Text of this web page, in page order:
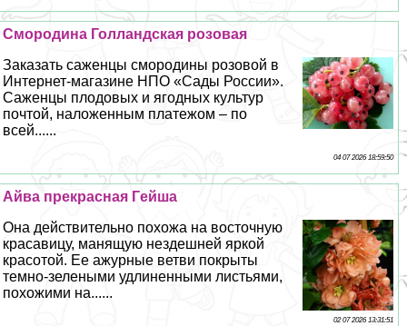
Смородина Голландская розовая
Заказать саженцы смородины розовой в
Интернет-магазине НПО «Сады России».
Саженцы плодовых и ягодных культур
почтой, наложенным платежом – по
всей......
04 07 2026 18:59:50
Айва прекрасная Гeйша
Она действительно похожа на восточную
красавицу, манящую нездешней яркой
красотой. Ее ажурные ветви покрыты
темно-зелеными удлиненными листьями,
похожими на......
02 07 2026 13:31:51